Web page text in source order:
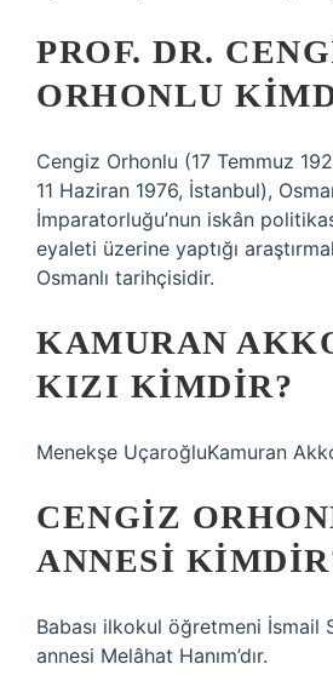
PROF. DR.
ORHONLU
Cengiz Orhonlu (17 Temmuz
11 Haziran 1976, İstanbul),
İmparatorluğu’nun iskân
eyaleti üzerine yaptığı
Osmanlı tarihçisidir.
KAMURAN
KIZI KIMDIR?
Menekşe UçaroğluKamuran
CENGIZ
ANNESI
Babası ilkokul öğretmeni İsmail
annesi Melâhat Hanım’dır.